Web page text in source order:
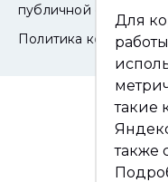
публичной офертой.
Политика
Для
такие
также